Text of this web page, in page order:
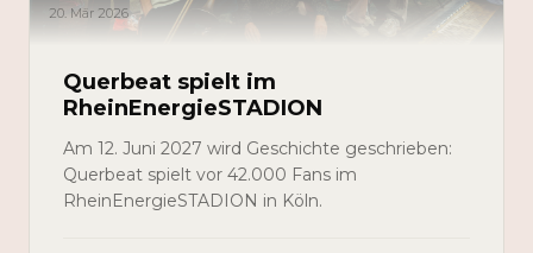
20. Mär 2026
Querbeat spielt im
RheinEnergieSTADION
Am 12. Juni 2027 wird Geschichte geschrieben:
Querbeat spielt vor 42.000 Fans im
RheinEnergieSTADION in Köln.